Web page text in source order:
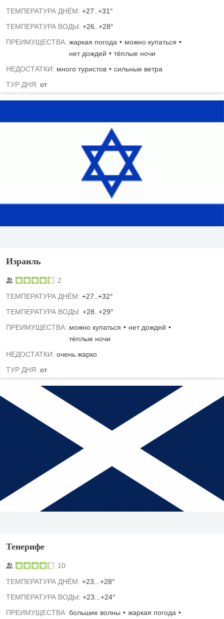
TЕМПЕРАТУРА ДНЁМ: +27..+31°
ТЕМПЕРАТУРА ВОДЫ: +26..+28°
ПРЕИМУЩЕСТВА: жаркая погода
можно купаться
нет дождей
тёплые ночи
НЕДОСТАТКИ: много туристов
сильные ветра
ТУР ДНЯ: от
Израиль
2
TЕМПЕРАТУРА ДНЁМ: +27..+32°
ТЕМПЕРАТУРА ВОДЫ: +28..+29°
ПРЕИМУЩЕСТВА: можно купаться
нет дождей
тёплые ночи
НЕДОСТАТКИ: очень жарко
ТУР ДНЯ: от
Тенерифе
10
TЕМПЕРАТУРА ДНЁМ: +23...+28°
ТЕМПЕРАТУРА ВОДЫ: +23...+24°
ПРЕИМУЩЕСТВА: большие волны
жаркая погода